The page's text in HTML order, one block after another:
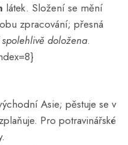
látek. Složení se mění
zpracování; přesná
doložena.
Asie; pěstuje se v
Pro potravinářské